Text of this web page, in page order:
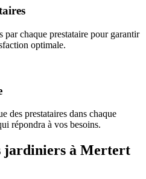
par chaque prestataire pour garantir
optimale.
des prestataires dans chaque
répondra à vos besoins.
jardiniers à Mertert